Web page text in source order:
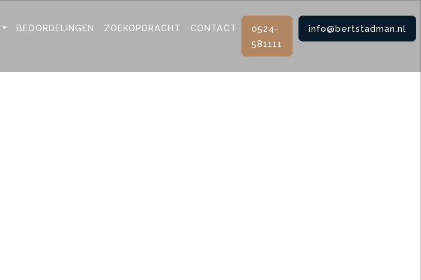
BEOORDELINGEN ZOEKOPDRACHT CONTACT
0524-
581111
info@bertstadman.nl